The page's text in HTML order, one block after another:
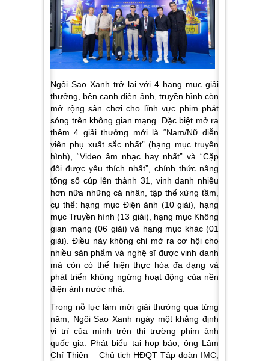
Ngôi Sao Xanh trở lại với 4 hạng mục giải
thưởng, bên cạnh điện ảnh, truyền hìnhcòn
mở rộng sân chơi cho lĩnh vực phim phát
sóng trên không gian mạng. Đặc biệt mở ra
thêm 4 giải thưởng mới là “Nam/Nữ diễn
viên phụ xuất sắc nhất” (hạng mục truyền
hình), “Video âm nhạc hay nhất” và “Cặp
đôi được yêu thích nhất”, chính thức nâng
tổng số cúp lên thành 31, vinh danh nhiều
hơn nữa những cá nhân, tập thể xứng tầm,
cụ thể: hạng mục Điện ảnh (10 giải), hạng
mục Truyền hình (13 giải), hạng mục Không
gian mạng (06 giải) và hạng mục khác (01
giải). Điều này không chỉ mở ra cơ hội cho
nhiều sản phẩm và nghệ sĩ được vinh danh
mà còn có thể hiện thực hóa đa dạng và
phát triển không ngừng hoạt động của nền
điện ảnh nước nhà.
Trong nỗ lực làm mới giải thưởng qua từng
năm, Ngôi Sao Xanh ngày một khẳng định
vị trí của mình trên thị trường phim ảnh
quốc gia. Phát biểu tại họp báo, ông Lâm
Chí Thiện – Chủ tịch HĐQT Tập đoàn IMC,